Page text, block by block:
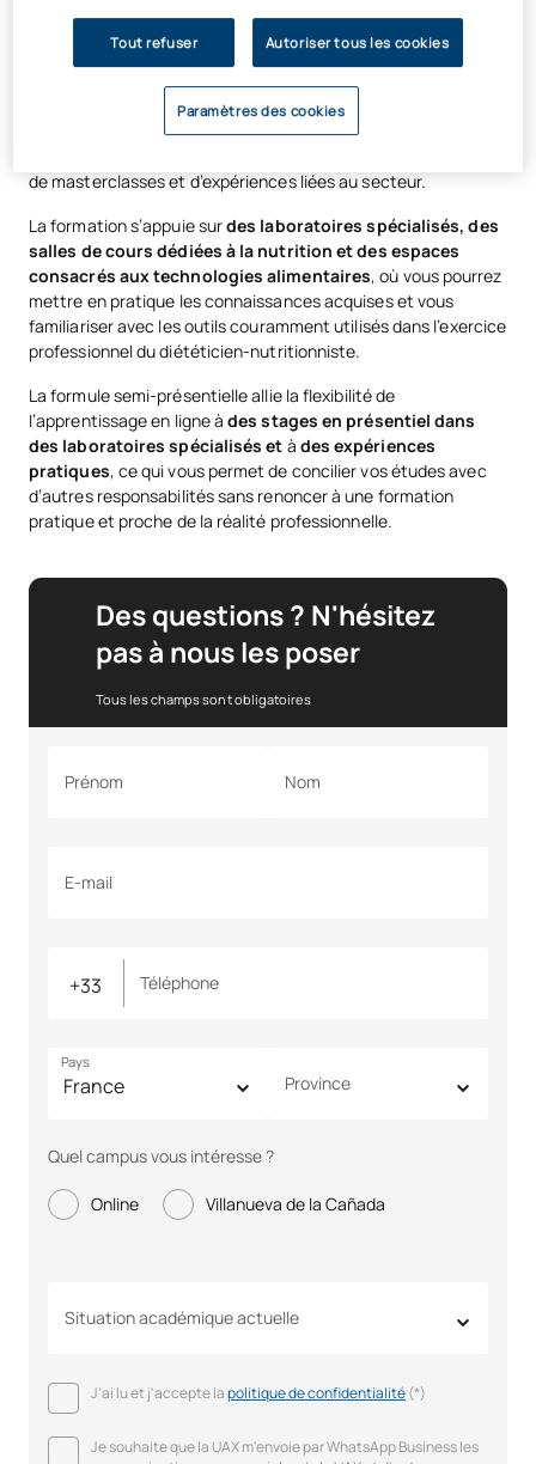
Vous suivrez également un cursus étroitement lié à la réalité
professionnelle grâce à des partenariats avec des organismes
qu’Abbott, l’Académie espagnole de nutrition et de
diététique ou la Rafa Nadal Academy, qui enrichissent la
de masterclasses et d’expériences liées au secteur.
La formation s’appuie surdes laboratoires spécialisés, des
salles de cours dédiées à la nutrition et des espaces
consacrés aux technologies alimentaires, où vous pourrez
mettre en pratique les connaissances acquises et vous
familiariser avec les outils couramment utilisés dans l’exercice
professionnel du diététicien-nutritionniste.
La formule semi-présentielle allie la flexibilité de
l’apprentissage en ligne àdes stages en présentiel dans
des laboratoires spécialisés et à des expériences
pratiques, ce qui vous permet de concilier vos études avec
d’autres responsabilités sans renoncer à une formation
pratique et proche de la réalité professionnelle.
Des questions ? N'hésitez
pas à nous les poser
Tous les champs sont obligatoires
Prénom Nom
E-mail
Téléphone
Pays
Province
Quel campus vous intéresse ?
Online Villanueva de la Cañada
Situation académique actuelle
J'ai lu et j'accepte lapolitique de confidentialité(*)
Je souhaite que la UAX m'envoie par WhatsApp Business les
Tout refuser Autoriser tous les cookies
Paramètres des cookies